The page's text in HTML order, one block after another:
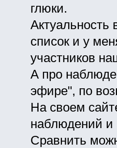
глюки.
Актуальность
список и у
участников
А про
эфире", по
На своем
наблюдений и
Сравнить